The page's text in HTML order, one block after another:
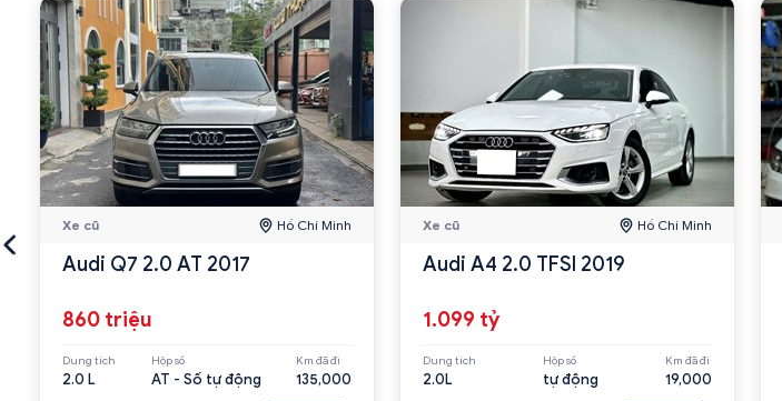
Xe cũ Hồ Chí Minh
Audi Q7 2.0 AT 2017
860 triệu
Dung tích
2.0 L
Hộp số
AT - Số tự động
Km đã đi
135,000
Xe cũ Hồ Chí Minh
Audi A4 2.0 TFSI 2019
1.099 tỷ
Dung tích
2.0L
Hộp số
tự động
Km đã đi
19,000